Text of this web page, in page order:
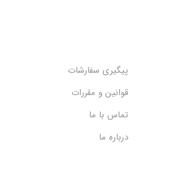
پیگیری سفارشات
قوانین و مقررات
تماس با ما
درباره ما